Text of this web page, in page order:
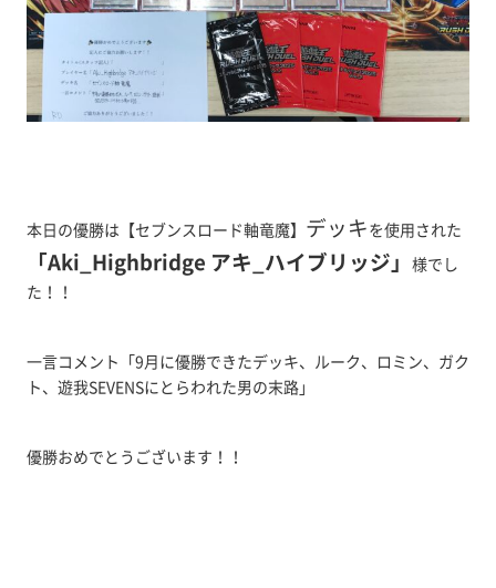
本日の優勝は【セブンスロード軸竜魔】 デッキを使用された
「Aki_Highbridge アキ_ハイブリッジ」 様でし
た！！
一言コメント「9月に優勝できたデッキ、ルーク、ロミン、ガク
ト、遊我SEVENSにとらわれた男の末路」
優勝おめでとうございます！！